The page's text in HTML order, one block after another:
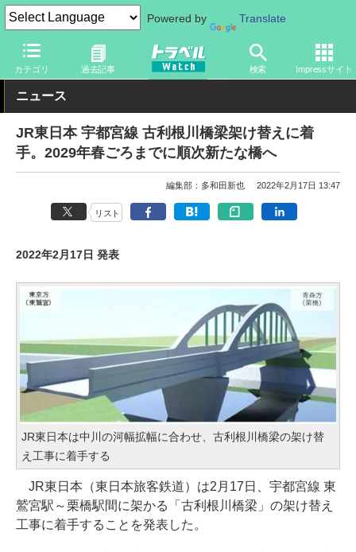
Powered by Translate
カテゴリ 過去記事 検索 Impressサイト
トラベル Watch 地域 国内旅行 関東
ニュース
JR東日本 宇都宮線 古利根川橋梁架け替えに着
手。2029年春ごろまでに順次新たな橋へ
編集部：多和田新也 2022年2月17日 13:47
リスト
2022年2月17日 発表
JR東日本は中川の河幅拡幅に合わせ、古利根川橋梁の架け替
え工事に着手する
JR東日本（東日本旅客鉄道）は2月17日、宇都宮線 東
鷲宮駅～栗橋駅間に架かる「古利根川橋梁」の架け替え
工事に着手することを発表した。